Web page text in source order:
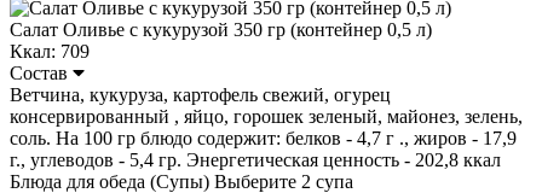
Салат Оливье с кукурузой 350 гр (контейнер 0,5 л)
Ккал: 709
Состав
Ветчина, кукуруза, картофель свежий, огурец
консервированный , яйцо, горошек зеленый, майонез, зелень,
соль. На 100 гр блюдо содержит: белков - 4,7 г ., жиров - 17,9
г., углеводов - 5,4 гр. Энергетическая ценность - 202,8 ккал
Блюда для обеда (Супы) Выберите 2 супа